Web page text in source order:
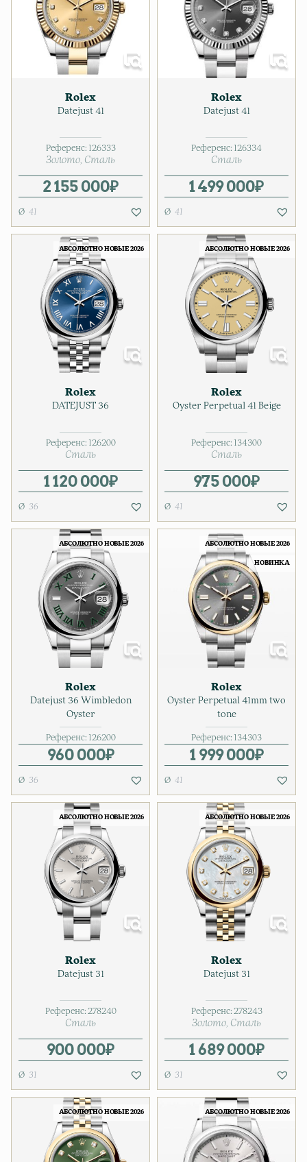
Rolex
Datejust 41
Референс: 126333
Золото Сталь
2 155 000₽
41
Rolex
Datejust 41
Референс: 126334
Сталь
1 499 000₽
41
АБСОЛЮТНО НОВЫЕ 2026
Rolex
DATEJUST 36
Референс: 126200
Сталь
1 120 000₽
36
АБСОЛЮТНО НОВЫЕ 2026
Rolex
Oyster Perpetual 41 Beige
Референс: 134300
Сталь
975 000₽
41
АБСОЛЮТНО НОВЫЕ 2026
Rolex
Datejust 36 Wimbledon
Oyster
Референс: 126200
960 000₽
36
АБСОЛЮТНО НОВЫЕ 2026
НОВИНКА
Rolex
Oyster Perpetual 41mm two
tone
Референс: 134303
1 999 000₽
41
АБСОЛЮТНО НОВЫЕ 2026
Rolex
Datejust 31
Референс: 278240
Сталь
900 000₽
31
АБСОЛЮТНО НОВЫЕ 2026
Rolex
Datejust 31
Референс: 278243
Золото Сталь
1 689 000₽
31
АБСОЛЮТНО НОВЫЕ 2026 АБСОЛЮТНО НОВЫЕ 2026